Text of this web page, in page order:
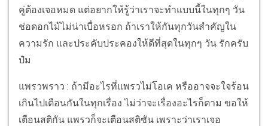
คู่ต้องเจอหมด แต่อยากให้รู้ว่าเราจะทำแบบนี้ในทุกๆ วัน
ช่อดอกไม้ไม่น่าเบื่อหรอก ถ้าเราให้กันทุกวันสำคัญใน
ความรัก และประคับประคองให้ดีที่สุดในทุกๆ วัน รักครับ
ป๋ม
แพรวพราว : ถ้ามีอะไรที่แพรวไม่โอเค หรืออาจจะใจร้อน
เกินไปเตือนกันในทุกเรื่อง ไม่ว่าจะเรื่องอะไรก็ตาม ขอให้
เตือนสติกัน แพรวก็จะเตือนสติซัน เพราะว่าเราเจอ